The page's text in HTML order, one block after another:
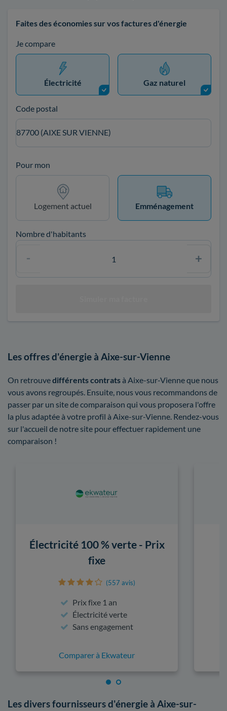
Faites des économies sur vos factures d'énergie
Je compare
Électricité Gaz naturel
Code postal
87700 (AIXE SUR VIENNE)
Pour mon
Logement actuel Emménagement
Nombre d'habitants
Les offres d'énergie à Aixe-sur-Vienne
On retrouvedifférents contratsà Aixe-sur-Vienne que nous
vous avons regroupés. Ensuite, nous vous recommandons de
passer par un site de comparaison qui vous proposera l'offre
la plus adaptée à votre profil à Aixe-sur-Vienne. Rendez-vous
sur l'accueil de notre site pour effectuer rapidement une
comparaison !
Électricité 100 % verte - Prix
fixe
(557 avis)
Prix fixe 1 an
Électricité verte
Sans engagement
Comparer à Ekwateur
Les divers fournisseurs d'énergie à Aixe-sur-